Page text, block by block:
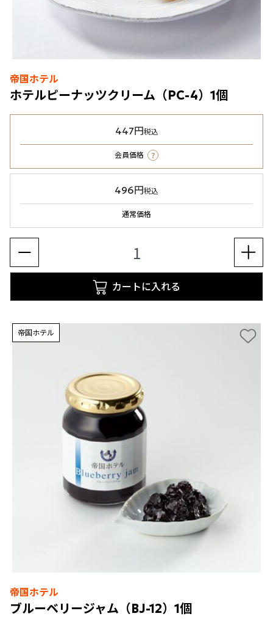
帝国ホテル
ホテルピーナッツクリーム（PC-4）1個
447円税込
会員価格 ?
496円税込
通常価格
カートに入れる
帝国ホテル
帝国ホテル
ブルーベリージャム（BJ-12）1個